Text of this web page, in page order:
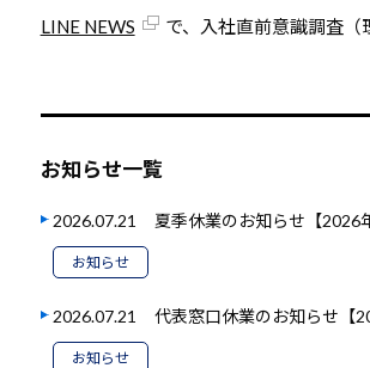
LINE NEWS で、入社直前意識調査
お知らせ一覧
2026.07.21 夏季休業のお知らせ【2026
お知らせ
2026.07.21 代表窓口休業のお知らせ【
お知らせ